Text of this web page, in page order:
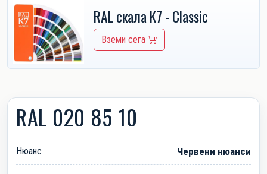
RAL скала K7 - Classic
Вземи сега
RAL 020 85 10
Нюанс Червени нюанси